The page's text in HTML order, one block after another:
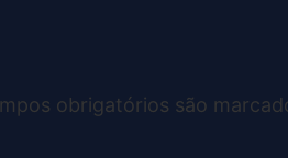
obrigatórios são